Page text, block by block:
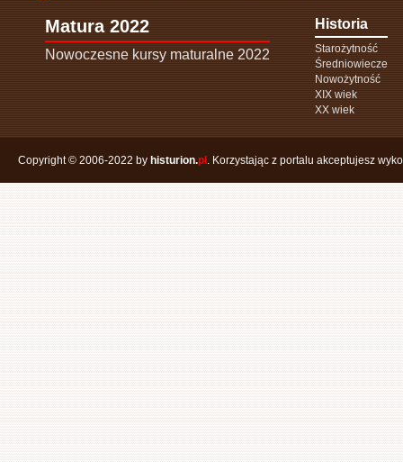
Matura 2022
Nowoczesne kursy maturalne 2022
Historia
Starożytność
Średniowiecze
Nowożytność
XIX wiek
XX wiek
Copyright © 2006-2022 by histurion.pl . Korzystając z portalu akceptujesz